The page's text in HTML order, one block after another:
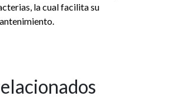
la cual facilita su